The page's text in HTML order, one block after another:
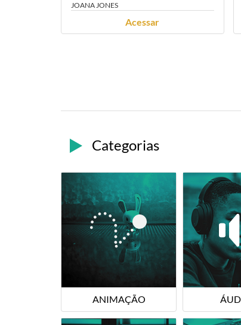
JOANA JONES
Acessar
Categorias
ANIMAÇÃO